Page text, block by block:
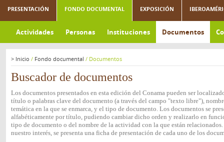
PRESENTACIÓN FONDO DOCUMENTAL EXPOSICIÓN
Actividades Personas Instituciones Documentos
> Inicio / Fondo documental / Documentos
Buscador de documentos
Los documentos presentados en esta edición del Conama pueden ser
título o palabras clave del documento (a través del campo "texto libre"),
temática en la que se enmarca, y el tipo de documento. Los documentos se
alfabéticamente por título, pudiendo cambiar dicho orden y realizarlo en
tipo de documento o del nombre de la actividad con la que están
nuestro interés, se presenta una ficha de presentación de cada uno de los